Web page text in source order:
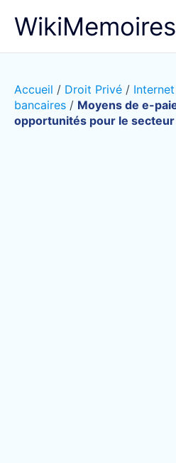
WikiMemoires
Accueil / Droit Privé /
bancaires / Moyens de e-
opportunités pour le secteur